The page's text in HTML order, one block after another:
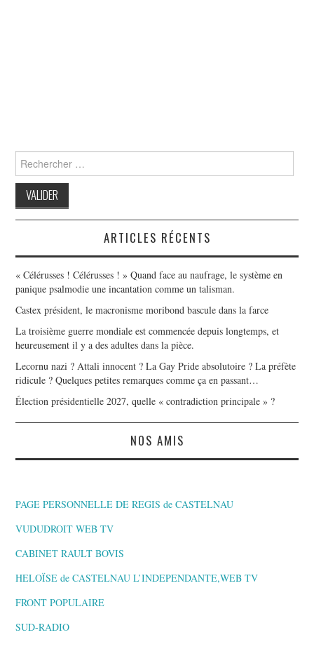
Search
for:
ARTICLES RÉCENTS
« Célérusses ! Célérusses ! » Quand face au naufrage, le système en
panique psalmodie une incantation comme un talisman.
Castex président, le macronisme moribond bascule dans la farce
La troisième guerre mondiale est commencée depuis longtemps, et
heureusement il y a des adultes dans la pièce.
Lecornu nazi ? Attali innocent ? La Gay Pride absolutoire ? La préfète
ridicule ? Quelques petites remarques comme ça en passant…
Élection présidentielle 2027, quelle « contradiction principale » ?
NOS AMIS
PAGE PERSONNELLE DE REGIS de CASTELNAU
VUDUDROIT WEB TV
CABINET RAULT BOVIS
HELOÏSE de CASTELNAU L’INDEPENDANTE,WEB TV
FRONT POPULAIRE
SUD-RADIO